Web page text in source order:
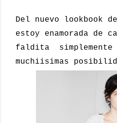
Del nuevo lookbook
estoy enamorada de
faldita simplemente
muchiisimas